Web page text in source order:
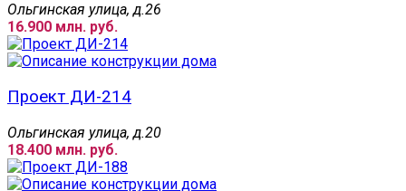
Ольгинская улица, д.26
16.900 млн. руб.
Проект ДИ-214
Ольгинская улица, д.20
18.400 млн. руб.